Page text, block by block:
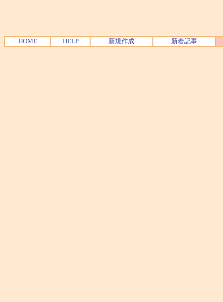
HOME HELP 新規作成 新着記事